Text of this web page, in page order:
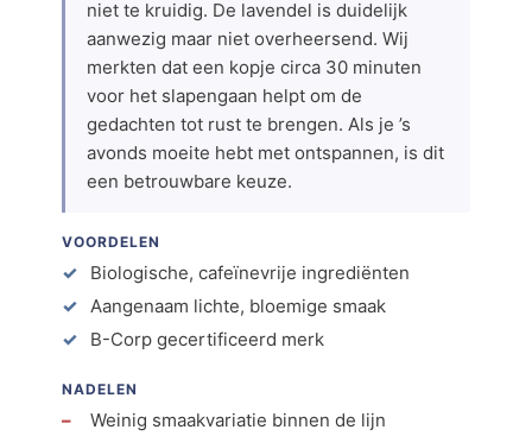
niet te kruidig. De lavendel is duidelijk
aanwezig maar niet overheersend. Wij
merkten dat een kopje circa 30 minuten
voor het slapengaan helpt om de
gedachten tot rust te brengen. Als je ’s
avonds moeite hebt met ontspannen, is dit
een betrouwbare keuze.
VOORDELEN
Biologische, cafeïnevrije ingrediënten
Aangenaam lichte, bloemige smaak
B-Corp gecertificeerd merk
NADELEN
Weinig smaakvariatie binnen de lijn